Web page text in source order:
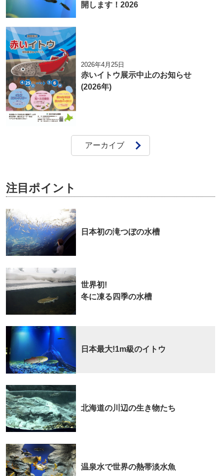
開します！2026
2026年4月25日
赤いイトウ展示中止のお知らせ
(2026年)
アーカイブ
注目ポイント
日本初の滝つぼの水槽
世界初!
冬に凍る四季の水槽
日本最大!1m級のイトウ
北海道の川辺の生き物たち
温泉水で世界の熱帯淡水魚